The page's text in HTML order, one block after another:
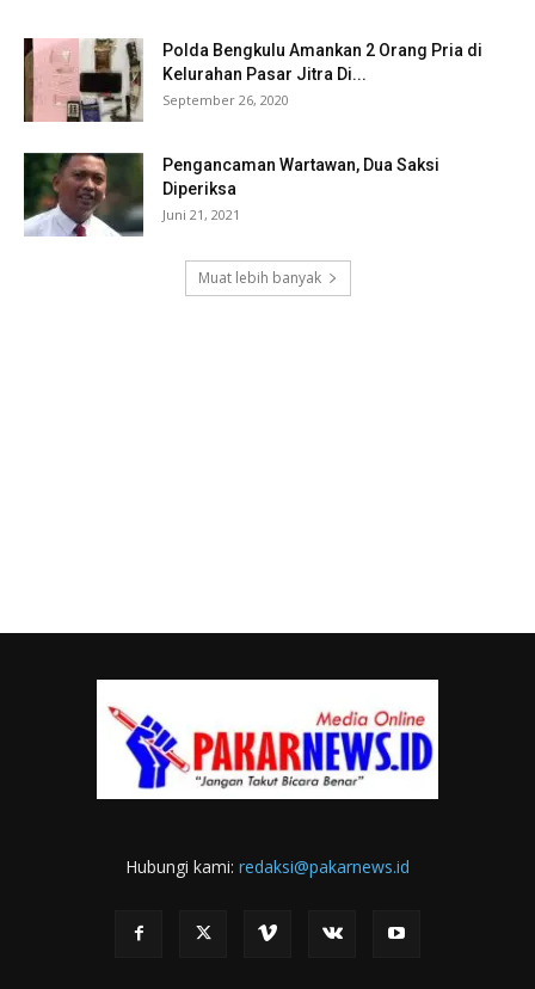
Polda Bengkulu Amankan 2 Orang Pria di
Kelurahan Pasar Jitra Di...
September 26, 2020
Pengancaman Wartawan, Dua Saksi
Diperiksa
Juni 21, 2021
Muat lebih banyak
Hubungi kami: redaksi@pakarnews.id